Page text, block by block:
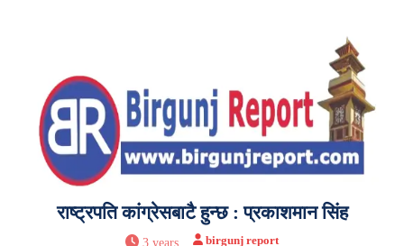
राष्ट्रपति कांग्रेसबाटै हुन्छ : प्रकाशमान सिंह
3 years birgunj report